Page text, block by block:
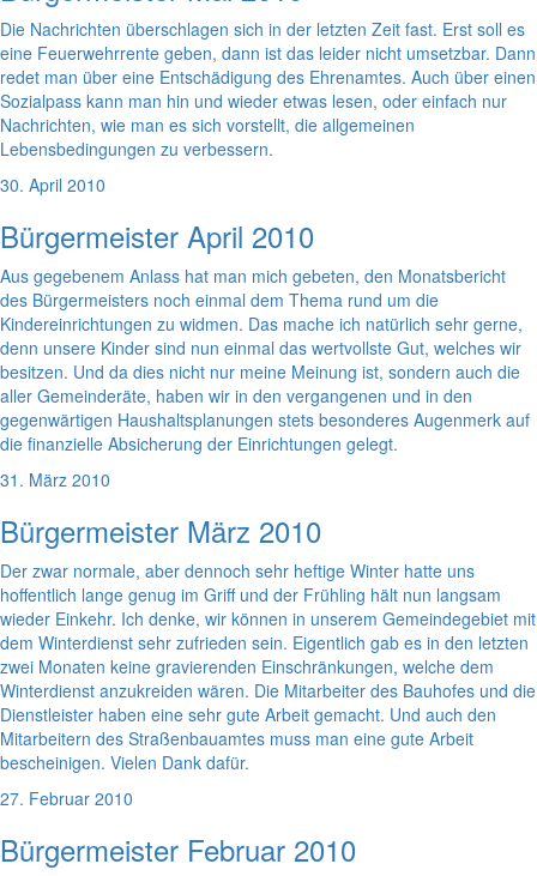
Die Nachrichten überschlagen sich in der letzten Zeit fast. Erst soll es
eine Feuerwehrrente geben, dann ist das leider nicht umsetzbar. Dann
redet man über eine Entschädigung des Ehrenamtes. Auch über einen
Sozialpass kann man hin und wieder etwas lesen, oder einfach nur
Nachrichten, wie man es sich vorstellt, die allgemeinen
Lebensbedingungen zu verbessern.
30. April 2010
Bürgermeister April 2010
Aus gegebenem Anlass hat man mich gebeten, den Monatsbericht
des Bürgermeisters noch einmal dem Thema rund um die
Kindereinrichtungen zu widmen. Das mache ich natürlich sehr gerne,
denn unsere Kinder sind nun einmal das wertvollste Gut, welches wir
besitzen. Und da dies nicht nur meine Meinung ist, sondern auch die
aller Gemeinderäte, haben wir in den vergangenen und in den
gegenwärtigen Haushaltsplanungen stets besonderes Augenmerk auf
die finanzielle Absicherung der Einrichtungen gelegt.
31. März 2010
Bürgermeister März 2010
Der zwar normale, aber dennoch sehr heftige Winter hatte uns
hoffentlich lange genug im Griff und der Frühling hält nun langsam
wieder Einkehr. Ich denke, wir können in unserem Gemeindegebiet mit
dem Winterdienst sehr zufrieden sein. Eigentlich gab es in den letzten
zwei Monaten keine gravierenden Einschränkungen, welche dem
Winterdienst anzukreiden wären. Die Mitarbeiter des Bauhofes und die
Dienstleister haben eine sehr gute Arbeit gemacht. Und auch den
Mitarbeitern des Straßenbauamtes muss man eine gute Arbeit
bescheinigen. Vielen Dank dafür.
27. Februar 2010
Bürgermeister Februar 2010